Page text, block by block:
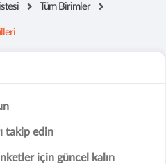
Tüm Birimler
takip edin
için güncel kalın